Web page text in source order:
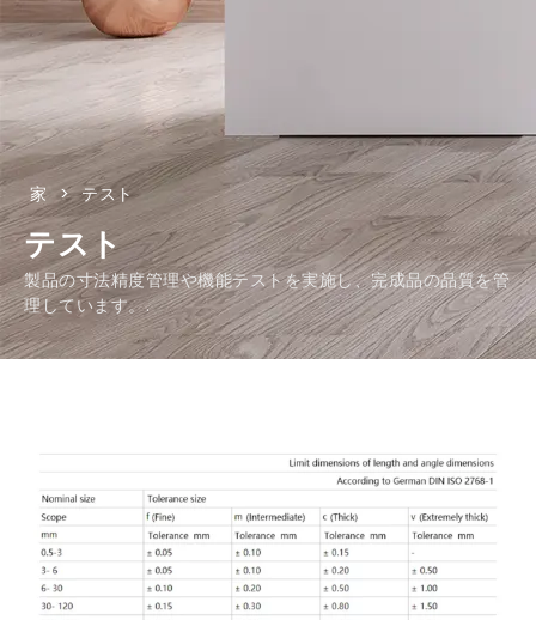
家 > テスト
テスト
製品の寸法精度管理や機能テストを実施し、完成品の品質を管
理しています。.